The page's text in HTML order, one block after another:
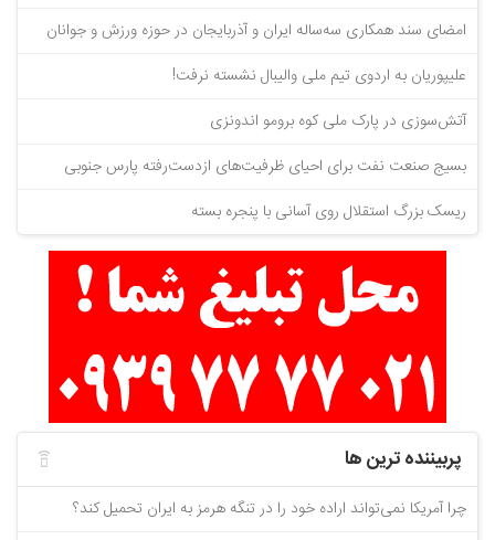
امضای سند همکاری سه‌ساله ایران و آذربایجان در حوزه ورزش و جوانان
علیپوریان به اردوی تیم ملی والیبال نشسته نرفت!
آتش‌سوزی در پارک ملی کوه برومو اندونزی
بسیج صنعت نفت برای احیای ظرفیت‌های ازدست‌رفته پارس جنوبی
ریسک بزرگ استقلال روی آسانی با پنجره بسته
پربیننده ترین ها
چرا آمریکا نمی‌تواند اراده خود را در تنگه هرمز به ایران تحمیل کند؟